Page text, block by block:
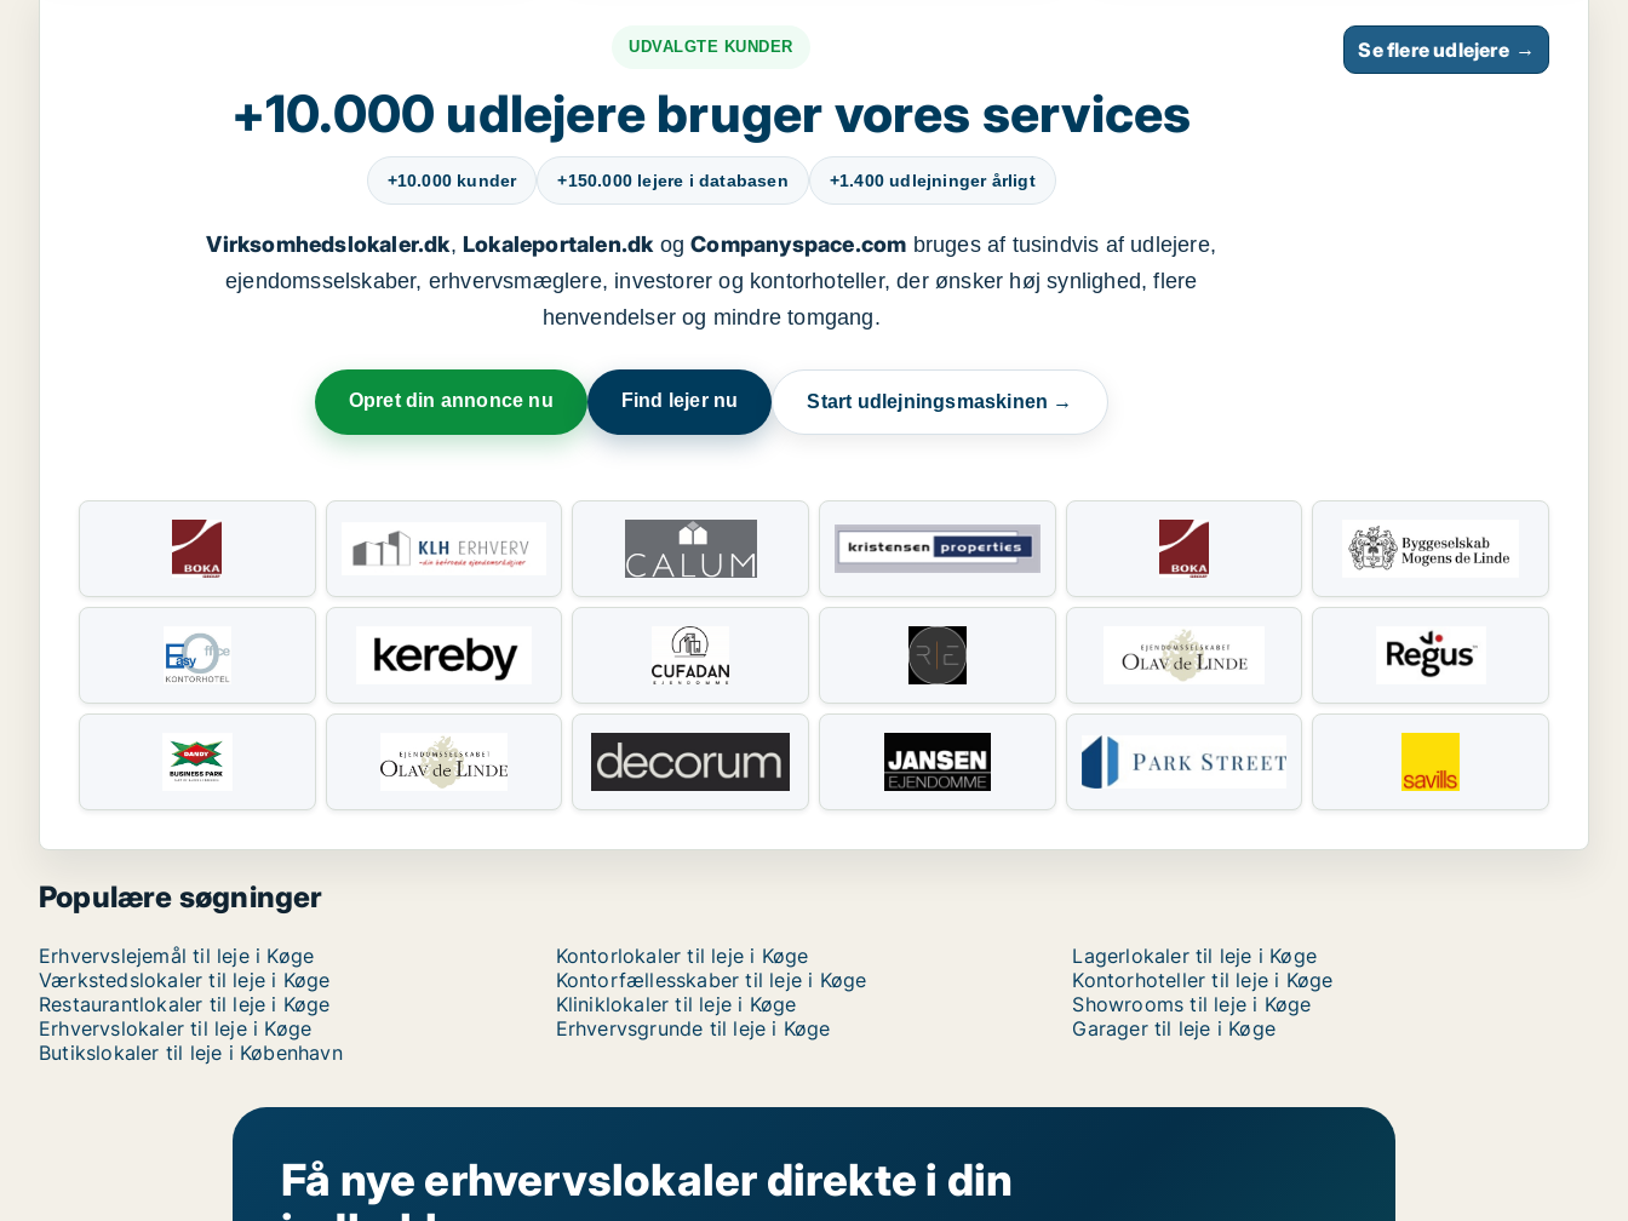
UDVALGTE KUNDER
+10.000 udlejere bruger vores services
+10.000 kunder +150.000 lejere i databasen +1.400 udlejninger årligt
Virksomhedslokaler.dk, Lokaleportalen.dkogCompanyspace.com bruges af tusindvis af udlejere,
ejendomsselskaber, erhvervsmæglere, investorer og kontorhoteller, der ønsker høj synlighed, flere
henvendelser og mindre tomgang.
Opret din annonce nu Find lejer nu Start udlejningsmaskinen →
Se flere udlejere →
Populære søgninger
Erhvervslejemål til leje i Køge Kontorlokaler til leje i Køge
Lagerlokaler til leje i Køge
Værkstedslokaler til leje i Køge
Kontorfællesskaber til leje i Køge
Kontorhoteller til leje i Køge
Restaurantlokaler til leje i Køge
Kliniklokaler til leje i Køge
Showrooms til leje i Køge
Erhvervslokaler til leje i Køge
Erhvervsgrunde til leje i Køge
Garager til leje i Køge
Butikslokaler til leje i København
Få nye erhvervslokaler direkte i din